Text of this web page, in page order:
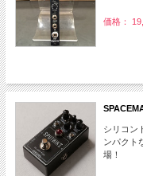
価格：
シリコン
ンパクト
場！